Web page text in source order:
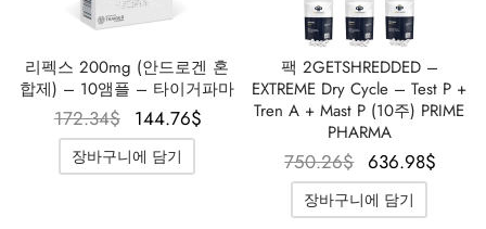
리펙스 200mg (안드로겐 혼
합제) – 10앰플 – 타이거파마
172.34$ 원래 가격
은
172.34$였
144.76$
현재 가격
144.76$입
장바구니에 담기
팩 2GETSHREDDED –
EXTREME Dry Cycle – Test P +
Tren A + Mast P (10주) PRIME
PHARMA
750.26$ 원래 가격
은
750.26$였
636.98$
장바구니에 담기